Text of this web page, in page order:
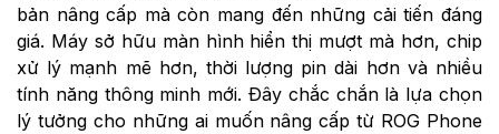
bản nâng cấp mà còn mang đến những cải tiến đáng
giá. Máy sở hữu màn hình hiển thị mượt mà hơn, chip
xử lý mạnh mẽ hơn, thời lượng pin dài hơn và nhiều
tính năng thông minh mới. Đây chắc chắn là lựa chọn
lý tưởng cho những ai muốn nâng cấp từ ROG Phone